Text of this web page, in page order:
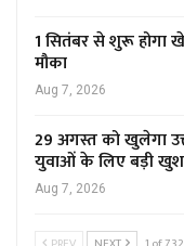
1 सितंबर से शुरू होगा
मौका
Aug 7, 2026
29 अगस्त को खुलेगा
युवाओं के लिए बड़ी
Aug 7, 2026